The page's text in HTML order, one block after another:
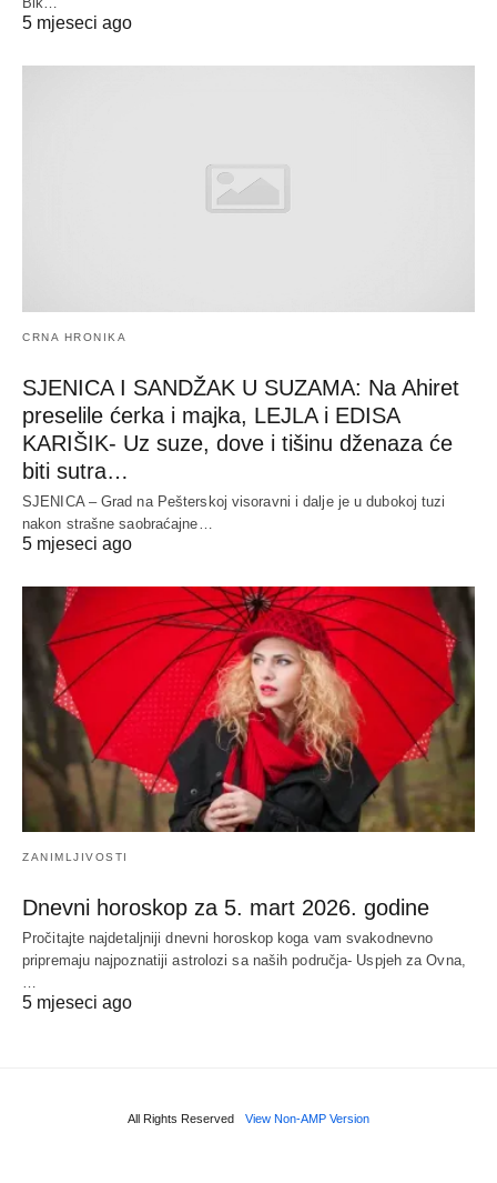
5 mjeseci ago
CRNA HRONIKA
SJENICA I SANDŽAK U SUZAMA: Na Ahiret
preselile ćerka i majka, LEJLA i EDISA
KARIŠIK- Uz suze, dove i tišinu dženaza će
biti sutra…
SJENICA – Grad na Pešterskoj visoravni i dalje je u dubokoj tuzi
nakon strašne saobraćajne…
5 mjeseci ago
ZANIMLJIVOSTI
Dnevni horoskop za 5. mart 2026. godine
Pročitajte najdetaljniji dnevni horoskop koga vam svakodnevno
pripremaju najpoznatiji astrolozi sa naših područja- Uspjeh za Ovna,
…
5 mjeseci ago
All Rights Reserved View Non-AMP Version